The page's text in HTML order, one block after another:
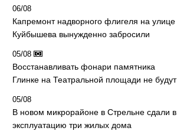
06/08
Капремонт надворного флигеля на улице
Куйбышева вынужденно забросили
05/08
Восстанавливать фонари памятника
Глинке на Театральной площади не будут
05/08
В новом микрорайоне в Стрельне сдали в
эксплуатацию три жилых дома